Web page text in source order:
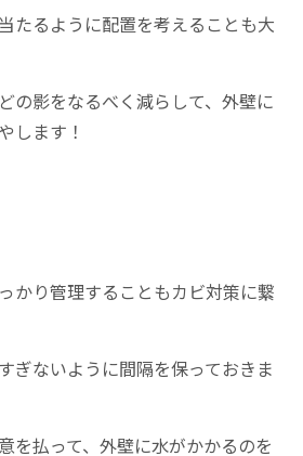
たるように配置を考えることも大
の影をなるべく減らして、外壁に
します！
かり管理することもカビ対策に繋
ぎないように間隔を保っておきま
を払って、外壁に水がかかるのを